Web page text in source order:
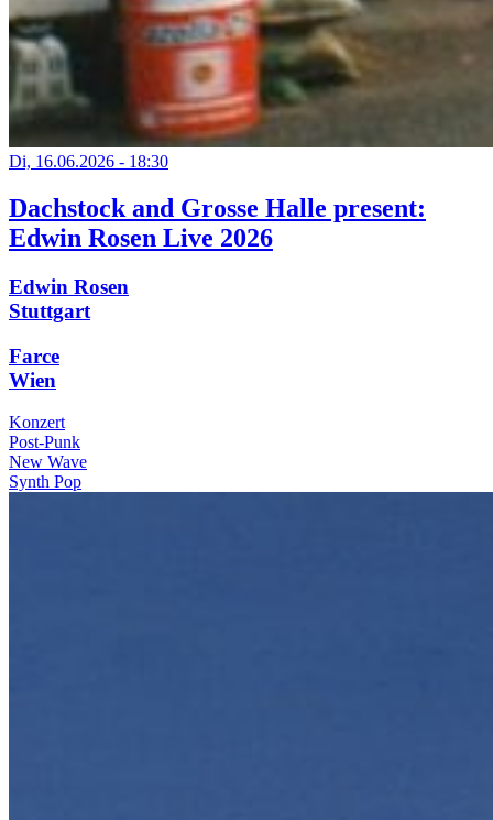
Di, 16.06.2026 - 18:30
Dachstock and Grosse Halle present:
Edwin Rosen Live 2026
Edwin Rosen
Stuttgart
Farce
Wien
Konzert
Post-Punk
New Wave
Synth Pop